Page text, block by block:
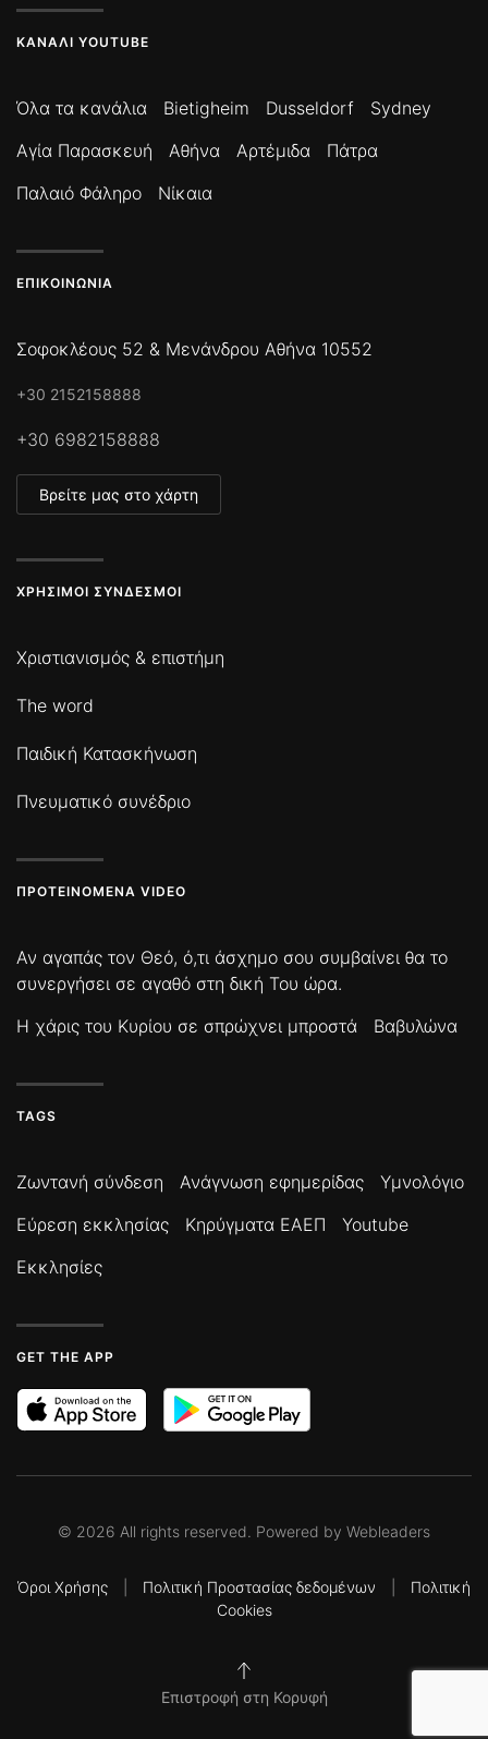
ΚΑΝΆΛΙ YOUTUBE
Όλα τα κανάλια Bietigheim Dusseldorf
Sydney
Αγία Παρασκευή
Αθήνα Αρτέμιδα
Πάτρα
Παλαιό Φάληρο
Νίκαια
ΕΠΙΚΟΙΝΩΝΊΑ
Σοφοκλέους 52 & Μενάνδρου Αθήνα 10552
+30 2152158888
+30 6982158888
Βρείτε μας στο χάρτη
ΧΡΉΣΙΜΟΙ ΣΎΝΔΕΣΜΟΙ
Χριστιανισμός & επιστήμη
The word
Παιδική Κατασκήνωση
Πνευματικό συνέδριο
ΠΡΟΤΕΙΝΌΜΕΝΑ VIDEO
Αν αγαπάς τον Θεό, ό,τι άσχημο σου συμβαίνει θα το
συνεργήσει σε αγαθό στη δική Του ώρα.
Η χάρις του Κυρίου σε σπρώχνει μπροστά
Βαβυλώνα
TAGS
Ζωντανή σύνδεση Ανάγνωση εφημερίδας
Υμνολόγιο
Εύρεση εκκλησίας
Κηρύγματα ΕΑΕΠ
Youtube
Εκκλησίες
GET THE APP
© 2026 All rights reserved. Powered by Webleaders
Όροι Χρήσης Πολιτική Προστασίας δεδομένων
Πολιτική
Cookies
Επιστροφή στη Κορυφή